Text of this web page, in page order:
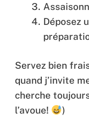
Déposez
Servez bien
quand j’invite
cherche
l’avoue!
)